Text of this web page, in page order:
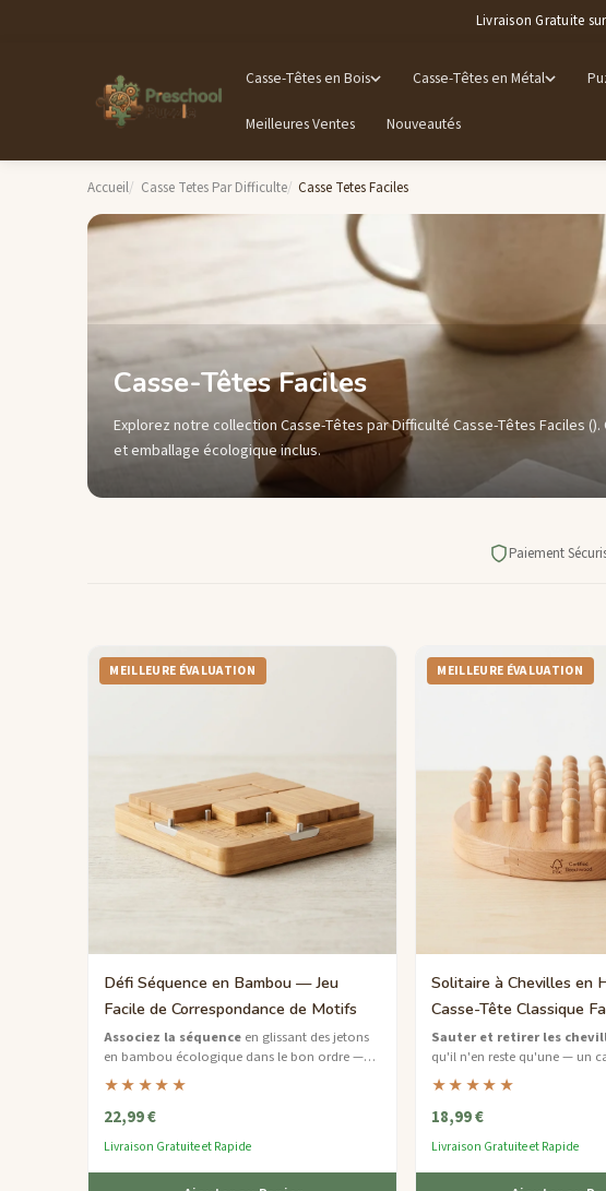
Livraison Gratuite
Casse-Têtes en Bois Casse-Têtes en Métal
Meilleures Ventes Nouveautés
Accueil Casse Tetes Par Difficulte Casse Tetes Faciles
Casse-Têtes Faciles
Explorez notre collection Casse-Têtes par Difficulté Casse-Têtes Faciles
et emballage écologique inclus.
Paiement
MEILLEURE ÉVALUATION
Défi Séquence en Bambou — Jeu
Facile de Correspondance de Motifs
Associez la séquenceen glissant des jetons
en bambou écologique dans le bon ordre —
un jeu de logique doux mais engageant pour
toute la famille.
★★★★★
22,99 €
Livraison Gratuite et Rapide
MEILLEURE ÉVALUATION
Solitaire à Chevilles en
Casse-Tête Classique
Sauter et retirer les
qu'il n'en reste qu'une — un
classique pour débutants en
FSC.
★★★★★
18,99 €
Livraison Gratuite et Rapide